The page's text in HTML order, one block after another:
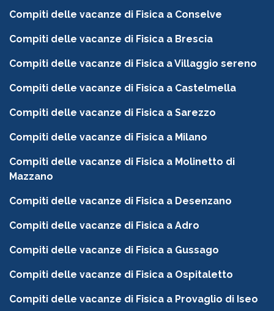
Compiti delle vacanze di Fisica a Conselve
Compiti delle vacanze di Fisica a Brescia
Compiti delle vacanze di Fisica a Villaggio sereno
Compiti delle vacanze di Fisica a Castelmella
Compiti delle vacanze di Fisica a Sarezzo
Compiti delle vacanze di Fisica a Milano
Compiti delle vacanze di Fisica a Molinetto di
Mazzano
Compiti delle vacanze di Fisica a Desenzano
Compiti delle vacanze di Fisica a Adro
Compiti delle vacanze di Fisica a Gussago
Compiti delle vacanze di Fisica a Ospitaletto
Compiti delle vacanze di Fisica a Provaglio di Iseo